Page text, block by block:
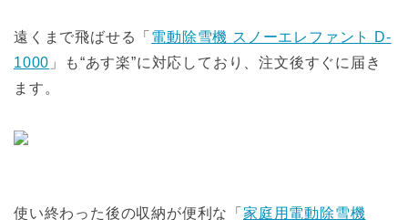
遠くまで飛ばせる「 電動除雪機 スノーエレファント D-
1000 」も“あす楽”に対応しており、注文後すぐに届き
ます。
使い終わった後の収納が便利な「 家庭用電動除雪機